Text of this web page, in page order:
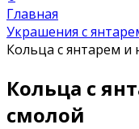
Главная
Украшения с
Кольца с янтарем
Кольца с
смолой